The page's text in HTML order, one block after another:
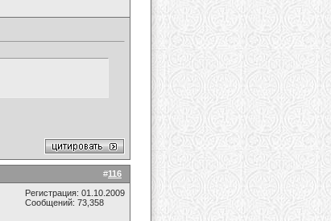
#116
Регистрация: 01.10.2009
Сообщений: 73,358